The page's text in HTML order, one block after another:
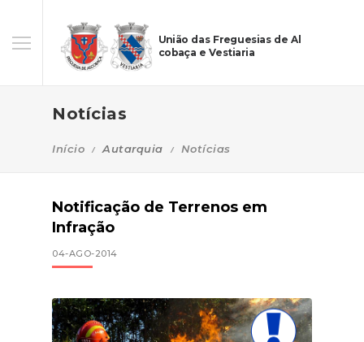
União das Freguesias de Al
cobaça e Vestiaria
Notícias
Início Autarquia Notícias
Notificação de Terrenos em
Infração
04-AGO-2014